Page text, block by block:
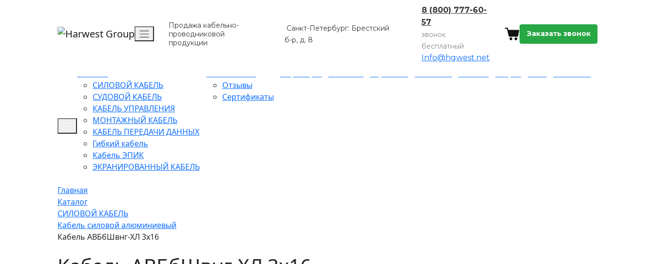
Продажа кабельно-
проводниковой
продукции
Санкт-Петербург: Брестский
б-р, д. 8
8 (800) 777-60-
57
звонок
бесплатный
Info@hgwest.net
Заказать звонок
СИЛОВОЙ КАБЕЛЬ
СУДОВОЙ КАБЕЛЬ
КАБЕЛЬ УПРАВЛЕНИЯ
МОНТАЖНЫЙ КАБЕЛЬ
КАБЕЛЬ ПЕРЕДАЧИ ДАННЫХ
Гибкий кабель
Кабель ЭПИК
ЭКРАНИРОВАННЫЙ КАБЕЛЬ
Отзывы
Сертификаты
Главная
Каталог
СИЛОВОЙ КАБЕЛЬ
Кабель силовой алюминиевый
Кабель АВБбШвнг-ХЛ 3х16